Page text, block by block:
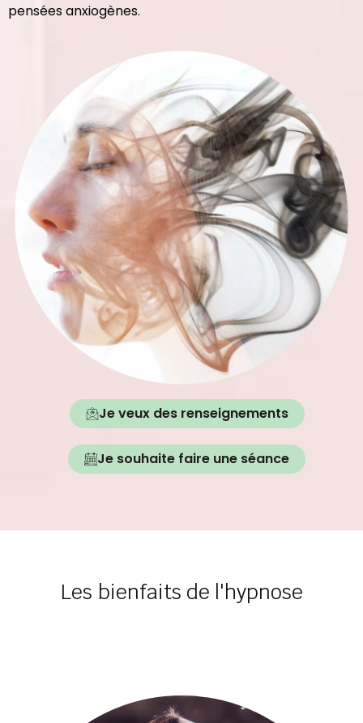
pensées anxiogènes.
Je veux des renseignements
Je souhaite faire une séance
Les bienfaits de l'hypnose